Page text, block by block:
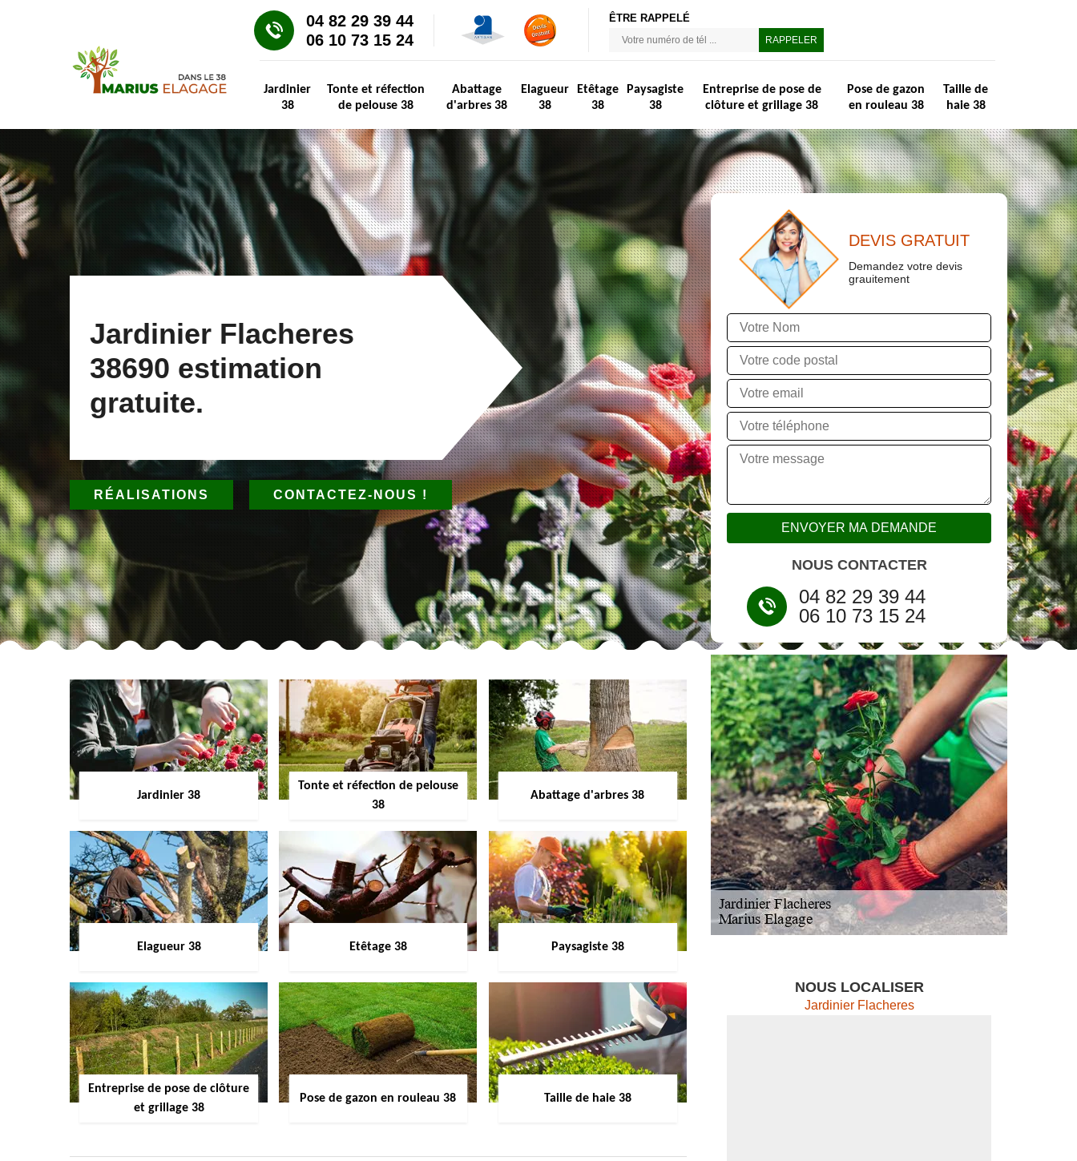
04 82 29 39 44
06 10 73 15 24
ÊTRE RAPPELÉ
Jardinier
38
Tonte et réfection
de pelouse 38
Abattage
d'arbres 38
Elagueur
38
Etêtage
38
Paysagiste
38
Entreprise de pose de
clôture et grillage 38
Pose de gazon
en rouleau 38
Taille de
haie 38
Jardinier Flacheres
38690 estimation
gratuite.
RÉALISATIONS CONTACTEZ-NOUS !
Jardinier 38
Tonte et réfection de pelouse
38
Abattage d'arbres 38
Elagueur 38 Etêtage 38 Paysagiste 38
Entreprise de pose de clôture
et grillage 38
Pose de gazon en rouleau 38 Taille de haie 38
DEVIS GRATUIT
Demandez votre devis
grauitement
NOUS CONTACTER
04 82 29 39 44
06 10 73 15 24
NOUS LOCALISER
Jardinier Flacheres